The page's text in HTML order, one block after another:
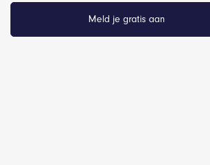
Meld je gratis aan